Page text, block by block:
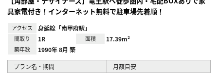
具家電付き！インターネット無料で駐車場先着順！
アクセス 身延線「南甲府駅」
間取り 1R 面積 17.39m²
築年数 1990年 8月 築
プラン名・期間 月額目安